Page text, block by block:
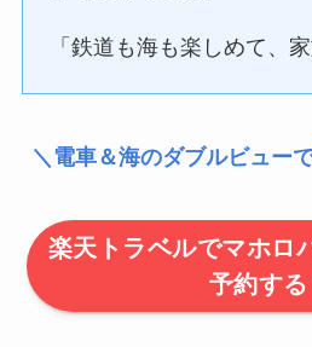
「鉄道も海も楽しめて、
＼電車＆海のダブルビュー
楽天トラベルでマホロ
予約する